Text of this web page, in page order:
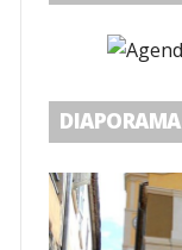
DIAPORAMA